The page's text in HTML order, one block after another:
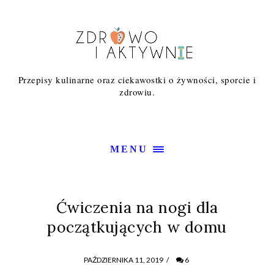
Przepisy kulinarne oraz ciekawostki o żywności, sporcie i
zdrowiu.
MENU
Ćwiczenia na nogi dla
początkujących w domu
PAŹDZIERNIKA 11, 2019 / 6